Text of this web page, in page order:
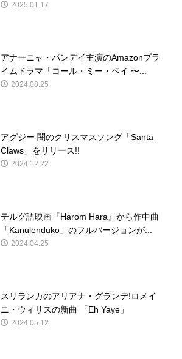
2025.01.17
アナーニャ・パンデイ主演のAmazonプラ
イムドラマ「コール・ミー・ベイ 〜...
2024.08.25
アグジー 闇のクリスマスソング「Santa
Claws」をリリース!!
2024.12.22
テルグ語映画『Harom Hara』から作中曲
「Kanulenduko」のフルバージョンが...
2024.04.25
スリランカのアリアナ・グランデ!ロメイ
ニ・ウィリスの新曲 「Eh Yaye」
2024.05.12